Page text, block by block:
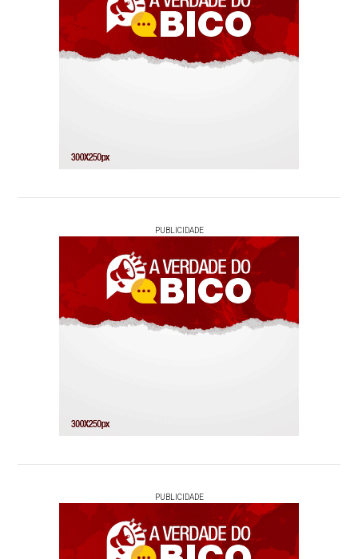
PUBLICIDADE
PUBLICIDADE